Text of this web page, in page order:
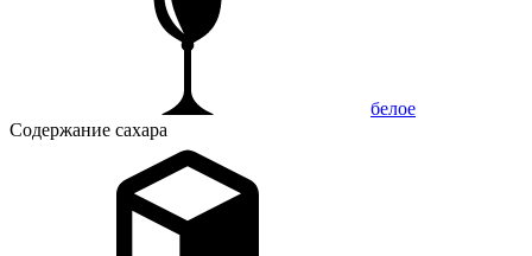
белое
Содержание сахара